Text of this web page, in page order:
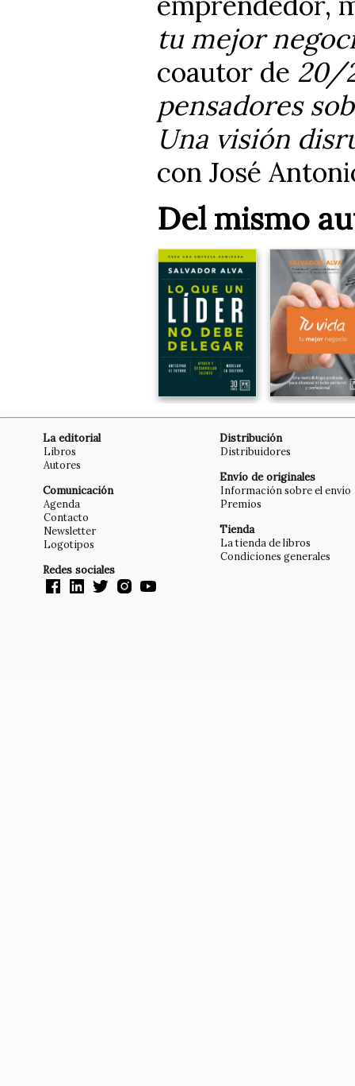
tu mejor
coautor de 20/
pensadores
Una visión
con José
Del mismo
La editorial
Libros
Autores
Comunicación
Agenda
Contacto
Newsletter
Logotipos
Redes sociales
Distribución
Distribuidores
Envío de originales
Información sobre el envío
Premios
Tienda
La tienda de libros
Condiciones generales